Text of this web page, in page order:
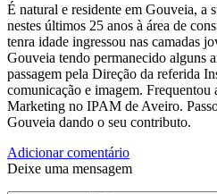
É natural e residente em Gouveia, a
nestes últimos 25 anos à área de
tenra idade ingressou nas camadas
Gouveia tendo permanecido alguns
passagem pela Direção da referida
comunicação e imagem. Frequentou
Marketing no IPAM de Aveiro.
Gouveia dando o seu contributo.
Adicionar comentário
Deixe uma mensagem